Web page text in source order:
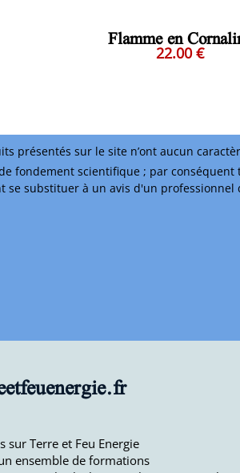
sur Terre et Feu Energie
ensemble de formations
présentés sur le site n’ont aucun
fondement scientifique ; par
se substituer à un avis d'un professionnel
Flamme en
22.00 €